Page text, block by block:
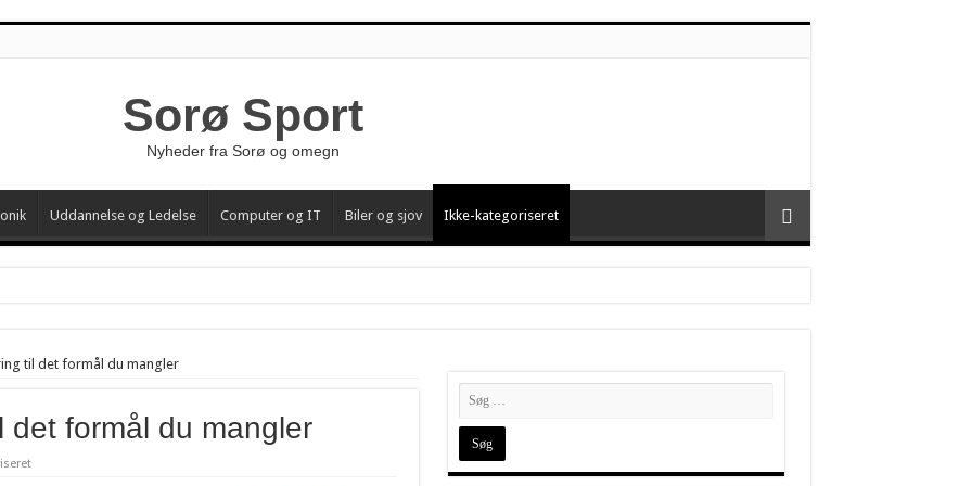
Sorø Sport
Nyheder fra Sorø og omegn
Uddannelse og Ledelse Computer og IT Biler og sjov Ikke-kategoriseret
til det formål du mangler
det formål du mangler